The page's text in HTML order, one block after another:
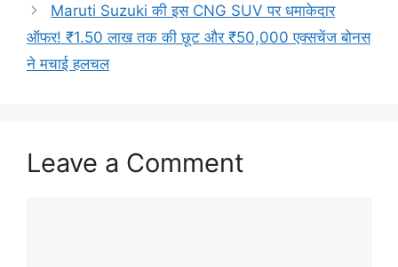
Maruti Suzuki की इस CNG SUV पर धमाकेदार
ऑफर! ₹1.50 लाख तक की छूट और ₹50,000 एक्सचेंज बोनस
ने मचाई हलचल
Leave a Comment